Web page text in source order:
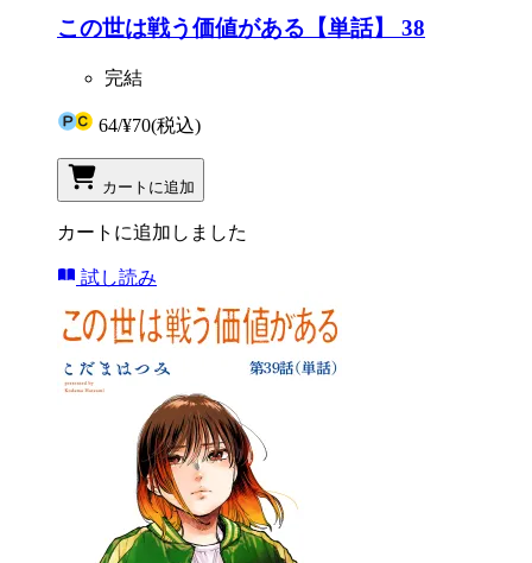
この世は戦う価値がある【単話】 38
完結
64/¥70(税込)
カートに追加
カートに追加しました
試し読み